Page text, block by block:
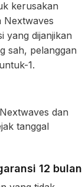
kerusakan
Nextwaves
yang dijanjikan
sah, pelanggan
1.
dan
tanggal
12 bulan